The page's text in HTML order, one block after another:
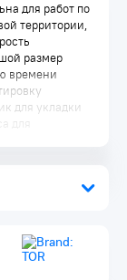
для работ по
территории,
размер
времени
для укладки
для